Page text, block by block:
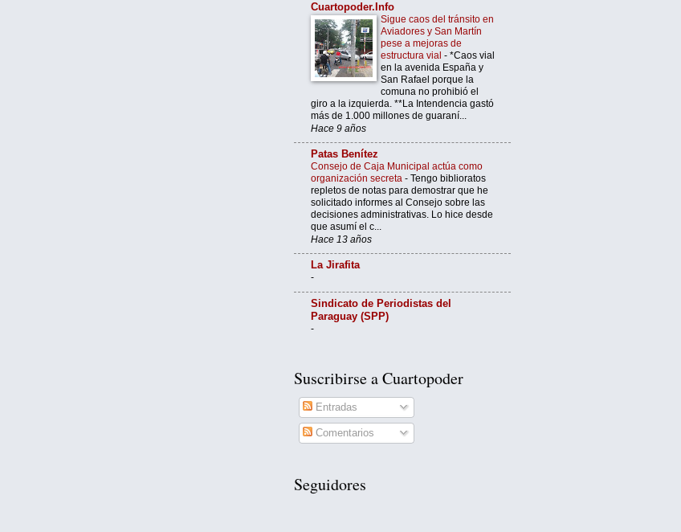
Cuartopoder.Info
Sigue caos del tránsito en
Aviadores y San Martín
pese a mejoras de
estructura vial - *Caos vial
en la avenida España y
San Rafael porque la
comuna no prohibió el
giro a la izquierda. **La Intendencia gastó
más de 1.000 millones de guaraní...
Hace 9 años
Patas Benítez
Consejo de Caja Municipal actúa como
organización secreta - Tengo biblioratos
repletos de notas para demostrar que he
solicitado informes al Consejo sobre las
decisiones administrativas. Lo hice desde
que asumí el c...
Hace 13 años
La Jirafita
-
Sindicato de Periodistas del
Paraguay (SPP)
-
Suscribirse a Cuartopoder
Entradas
Comentarios
Seguidores